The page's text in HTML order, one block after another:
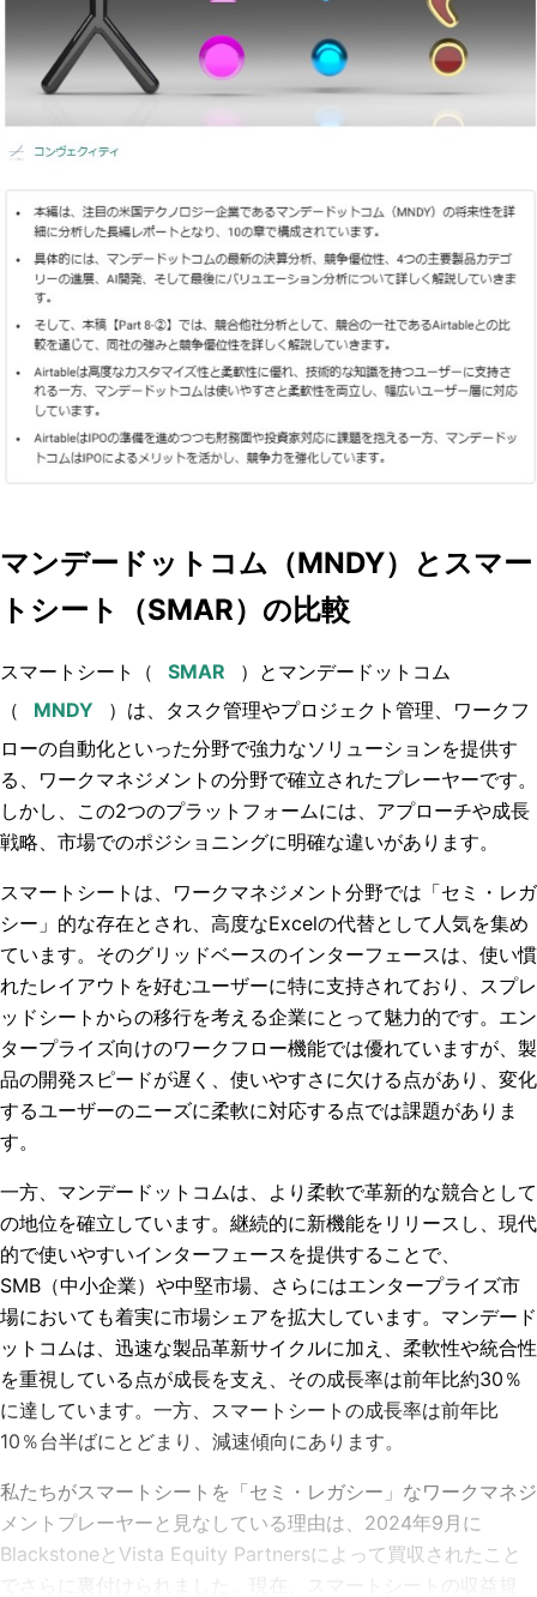
マンデードットコム（MNDY）とスマー
トシート（SMAR）の比較
スマートシート（
）とマンデードットコム
（
）は、タスク管理やプロジェクト管理、ワークフ
ローの自動化といった分野で強力なソリューションを提供す
る、ワークマネジメントの分野で確立されたプレーヤーです。
しかし、この2つのプラットフォームには、アプローチや成長
戦略、市場でのポジショニングに明確な違いがあります。
スマートシートは、ワークマネジメント分野では「セミ・レガ
シー」的な存在とされ、高度なExcelの代替として人気を集め
ています。そのグリッドベースのインターフェースは、使い慣
れたレイアウトを好むユーザーに特に支持されており、スプレ
ッドシートからの移行を考える企業にとって魅力的です。エン
タープライズ向けのワークフロー機能では優れていますが、製
品の開発スピードが遅く、使いやすさに欠ける点があり、変化
するユーザーのニーズに柔軟に対応する点では課題がありま
す。
一方、マンデードットコムは、より柔軟で革新的な競合として
の地位を確立しています。継続的に新機能をリリースし、現代
的で使いやすいインターフェースを提供することで、
SMB（中小企業）や中堅市場、さらにはエンタープライズ市
場においても着実に市場シェアを拡大しています。マンデード
ットコムは、迅速な製品革新サイクルに加え、柔軟性や統合性
を重視している点が成長を支え、その成長率は前年比約30％
に達しています。一方、スマートシートの成長率は前年比
10％台半ばにとどまり、減速傾向にあります。
私たちがスマートシートを「セミ・レガシー」なワークマネジ
メントプレーヤーと見なしている理由は、2024年9月に
BlackstoneとVista Equity Partnersによって買収されたこと
でさらに裏付けられました。現在、スマートシートの収益規